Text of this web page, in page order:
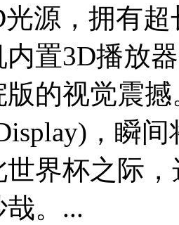
源，拥有
内置3D播放
的视觉震
，瞬
世界杯之际
。...